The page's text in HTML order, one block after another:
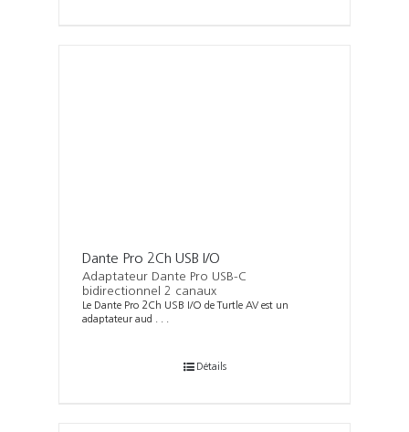
Dante Pro 2Ch USB I/O
Adaptateur Dante Pro USB-C
bidirectionnel 2 canaux
Le Dante Pro 2Ch USB I/O de Turtle AV est un
adaptateur aud . . .
Détails